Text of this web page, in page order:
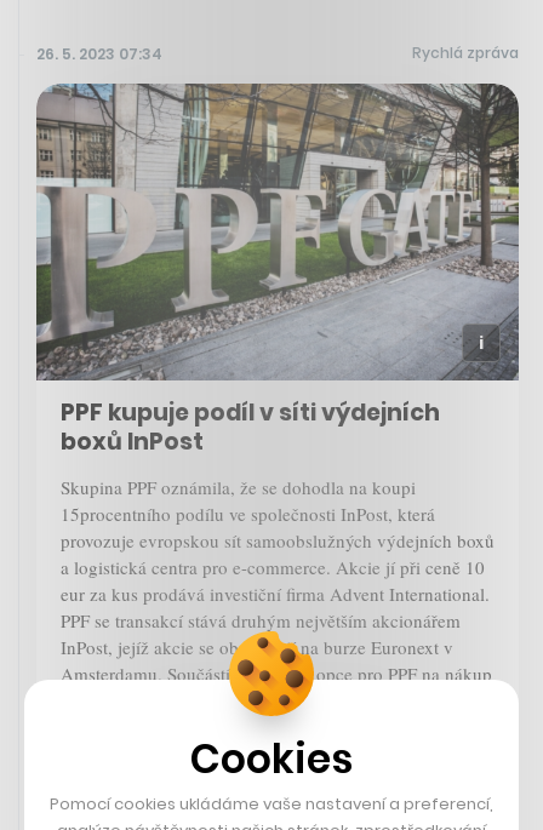
26. 5. 2023 07:34 Rychlá zpráva
PPF kupuje podíl v síti výdejních
boxů InPost
Skupina PPF oznámila, že se dohodla na koupi
15procentního podílu ve společnosti InPost, která
provozuje evropskou sít samoobslužných výdejních boxů
a logistická centra pro e-commerce. Akcie jí při ceně 10
eur za kus prodává investiční firma Advent International.
PPF se transakcí stává druhým největším akcionářem
InPost, jejíž akcie se obchodují na burze Euronext v
Amsterdamu. Součástí dohody je opce pro PPF na nákup
dalších 15 procent akcií InPost od Advent International.
Cookies
Pomocí cookies ukládáme vaše nastavení a preferencí,